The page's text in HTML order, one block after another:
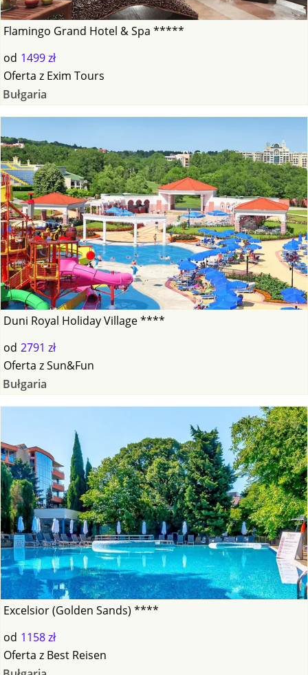
Flamingo Grand Hotel & Spa *****
od 1499 zł
Oferta z Exim Tours
Bułgaria
Duni Royal Holiday Village ****
od 2791 zł
Oferta zSun&Fun
Bułgaria
Excelsior (Golden Sands) ****
od 1158 zł
Oferta z Best Reisen